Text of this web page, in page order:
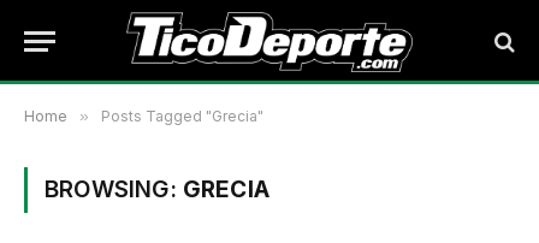
Home » Posts Tagged "Grecia"
BROWSING: GRECIA